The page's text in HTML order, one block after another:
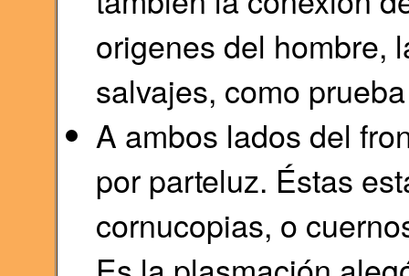
origenes del hombre,
salvajes, como
A ambos lados del
por parteluz. Éstas
cornucopias, o